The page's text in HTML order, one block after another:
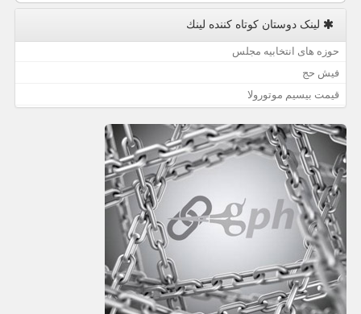
لینک دوستان كوتاه كننده لینك
حوزه های انتخابیه مجلس
فیش حج
قیمت بیسیم موتورولا